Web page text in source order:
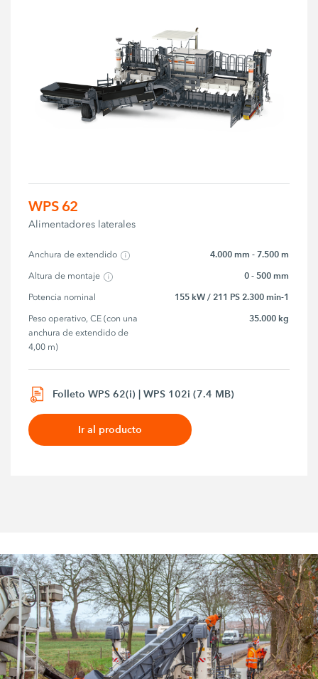
WPS 62
Alimentadores laterales
Anchura de extendido 4.000 mm - 7.500 m
Altura de montaje 0 - 500 mm
Potencia nominal 155 kW / 211 PS 2.300 min-1
Peso operativo, CE (con una
anchura de extendido de
4,00 m)
35.000 kg
Folleto WPS 62(i) | WPS 102i (7.4 MB)
Ir al producto